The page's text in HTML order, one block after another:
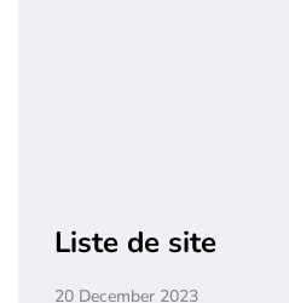
Liste de site
20 December 2023